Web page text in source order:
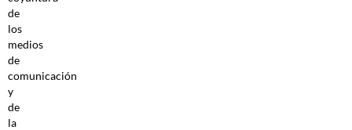
de
los
medios
de
comunicación
y
de
la